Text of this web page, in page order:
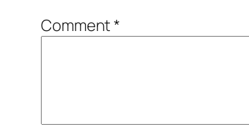
Comment*